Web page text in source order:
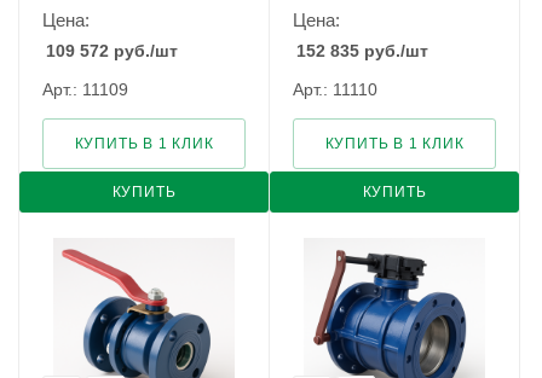
Цена:
109 572 руб./шт
Арт.: 11109
КУПИТЬ
КУПИТЬ В 1 КЛИК
Цена:
152 835 руб./шт
Арт.: 11110
КУПИТЬ
КУПИТЬ В 1 КЛИК